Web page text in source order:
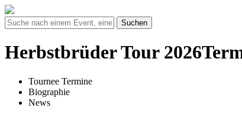
Suchen
Herbstbrüder Tour
Tournee Termine
Biographie
News